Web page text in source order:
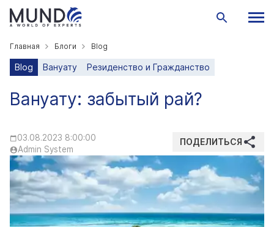
Главная Блоги Blog
Blog Вануату Резиденство и Гражданство
Вануату: забытый рай?
03.08.2023 8:00:00
Admin System
ПОДЕЛИТЬСЯ